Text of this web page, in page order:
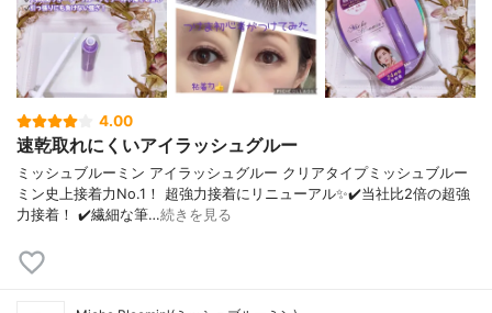
4.00
速乾取れにくいアイラッシュグルー
ミッシュブルーミン アイラッシュグルー クリアタイプミッシュブルー
ミン史上接着力No.1！ 超強力接着にリニューアル✨✔️当社比2倍の超強
力接着！ ✔️繊細な筆…続きを見る